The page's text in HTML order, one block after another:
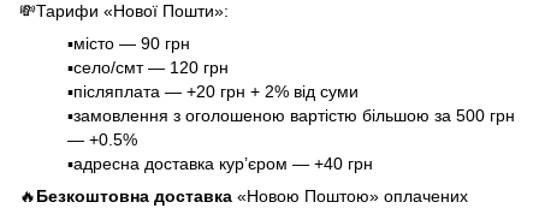
💸Тарифи «Нової Пошти»:
▪️місто — 90 грн
▪️село/смт — 120 грн
▪️післяплата — +20 грн + 2% від суми
▪️замовлення з оголошеною вартістю більшою за 500 грн
— +0.5%
▪️адресна доставка кур’єром — +40 грн
🔥Безкоштовна доставка «Новою Поштою» оплачених